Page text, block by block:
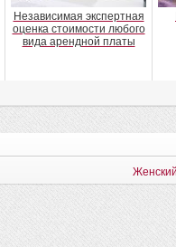
Независимая экспертная
оценка стоимости любого
вида арендной платы